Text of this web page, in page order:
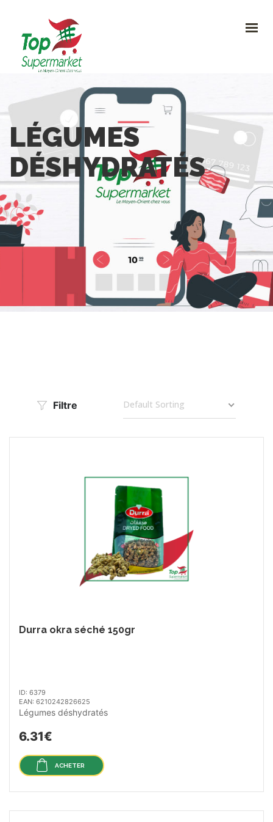
0
CONTACTEZ-NOUS
Avenue Clemenceau 120, 1070 Bruxelles
+32 (0)2.611 42 91
info@topsupermarket.be
LÉGUMES
DÉSHYDRATÉS
Filtre Default Sorting
Durra okra séché 150gr
ID: 6379
EAN: 6210242826625
Légumes déshydratés
6.31€
ACHETER